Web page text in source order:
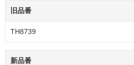
旧品番
TH8739
新品番